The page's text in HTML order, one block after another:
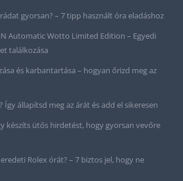
gyorsan? – 7 tipp használt óra eladáshoz
Automatic Wotto Limited Edition – Egyedi
találkozása
és karbantartása – hogyan őrizd meg az
Így állapítsd meg az árát és add el sikeresen
készíts ütős hirdetést, hogy gyorsan vevőre
Rolex órát? – 7 biztos jel, hogy ne